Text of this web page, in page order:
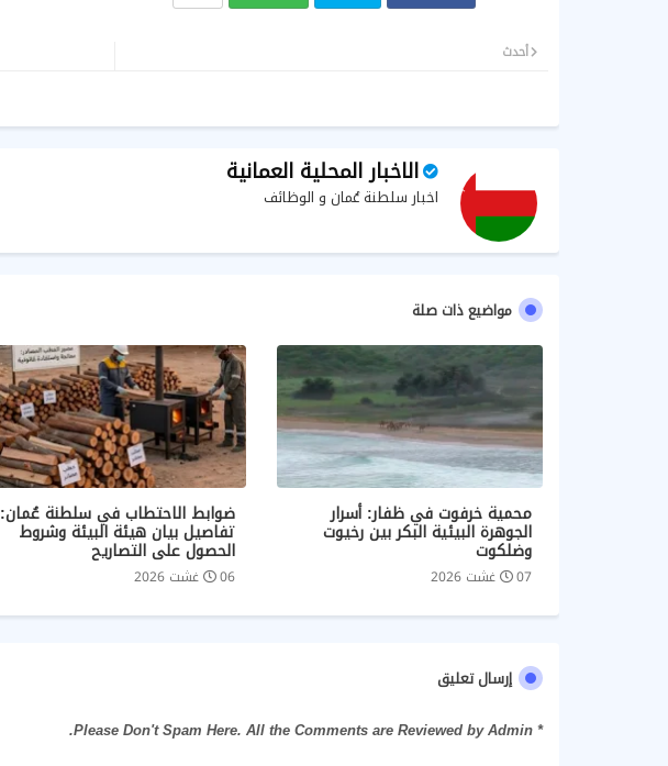
أحدث
الاخبار المحلية العمانية
اخبار سلطنة عُمان و الوظائف
مواضيع ذات صلة
محمية خرفوت في ظفار: أسرار
الجوهرة البيئية البكر بين رخيوت
وضلكوت
07 غشت 2026
ضوابط الاحتطاب في سلطنة عُمان:
تفاصيل بيان هيئة البيئة وشروط
الحصول على التصاريح
06 غشت 2026
إرسال تعليق
* Please Don't Spam Here. All the Comments are Reviewed by Admin.